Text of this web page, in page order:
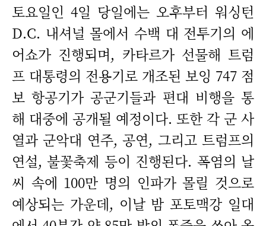
토요일인 4일 당일에는 오후부터 워싱턴
D.C. 내셔널 몰에서 수백 대 전투기의 에
어쇼가 진행되며, 카타르가 선물해 트럼
프 대통령의 전용기로 개조된 보잉 747 점
보 항공기가 공군기들과 편대 비행을 통
해 대중에 공개될 예정이다. 또한 각 군 사
열과 군악대 연주, 공연, 그리고 트럼프의
연설, 불꽃축제 등이 진행된다. 폭염의 날
씨 속에 100만 명의 인파가 몰릴 것으로
예상되는 가운데, 이날 밤 포토맥강 일대